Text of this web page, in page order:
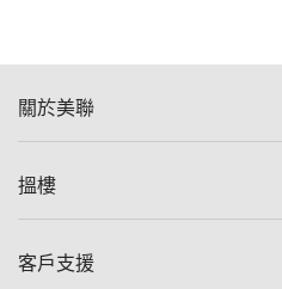
關於美聯
美聯集團
人才招募
搵樓
一手新盤
客戶支援